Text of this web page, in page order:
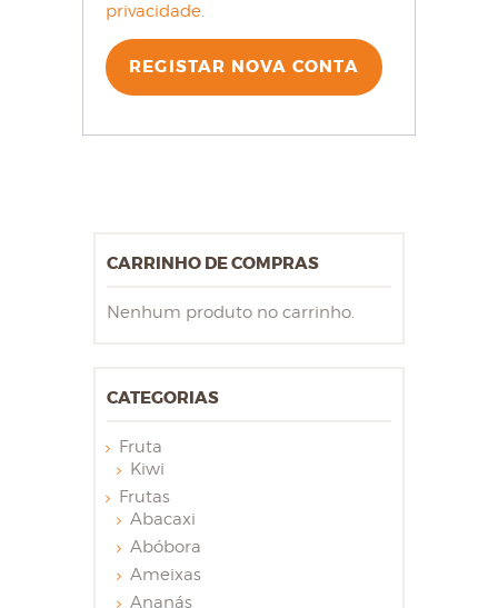
privacidade
REGISTAR NOVA CONTA
CARRINHO DE COMPRAS
Nenhum produto no carrinho.
CATEGORIAS
Fruta
Kiwi
Frutas
Abacaxi
Abóbora
Ameixas
Ananás